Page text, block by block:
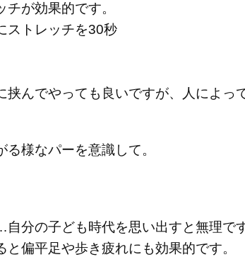
が効果的です。
ストレッチを30秒
んでやっても良いですが、人によっ
様なパーを意識して。
分の子ども時代を思い出すと無理で
偏平足や歩き疲れにも効果的です。